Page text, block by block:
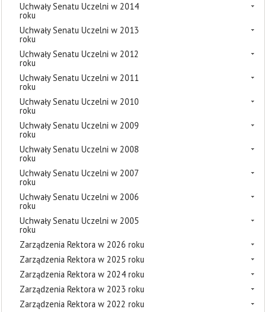
Uchwały Senatu Uczelni w 2014
roku
Uchwały Senatu Uczelni w 2013
roku
Uchwały Senatu Uczelni w 2012
roku
Uchwały Senatu Uczelni w 2011
roku
Uchwały Senatu Uczelni w 2010
roku
Uchwały Senatu Uczelni w 2009
roku
Uchwały Senatu Uczelni w 2008
roku
Uchwały Senatu Uczelni w 2007
roku
Uchwały Senatu Uczelni w 2006
roku
Uchwały Senatu Uczelni w 2005
roku
Zarządzenia Rektora w 2026 roku
Zarządzenia Rektora w 2025 roku
Zarządzenia Rektora w 2024 roku
Zarządzenia Rektora w 2023 roku
Zarządzenia Rektora w 2022 roku